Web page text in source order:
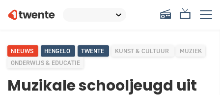
NIEUWS HENGELO TWENTE KUNST & CULTUUR
MUZIEK
ONDERWIJS & EDUCATIE
Muzikale schooljeugd uit